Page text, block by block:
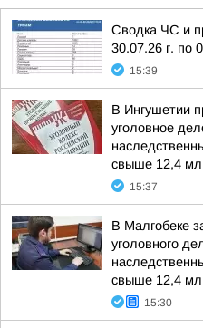
Сводка ЧС и
30.07.26 г. по
15:39
В Ингушетии
уголовное
свыше 12,4
15:37
В Малгобеке
уголовного
свыше 12,4
15:30